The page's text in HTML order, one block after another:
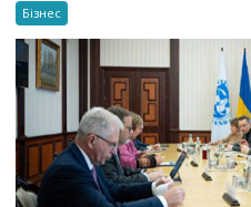
Бізнес